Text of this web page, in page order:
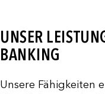
UNSER
BANKING
Unsere Fähigkeiten